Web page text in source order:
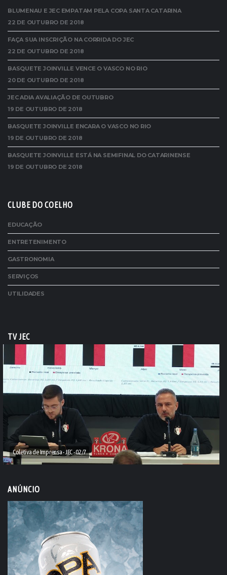
BLUMENAU E JEC EMPATAM PELA COPA SANTA CATARINA
22 DE OUTUBRO DE 2018
FAÇA SUA INSCRIÇÃO NA CORRIDA DO JEC
22 DE OUTUBRO DE 2018
BASQUETE JOINVILLE VENCE O VASCO NO RIO
20 DE OUTUBRO DE 2018
JEC ADIA AVALIAÇÃO DE OUTUBRO
19 DE OUTUBRO DE 2018
BASQUETE JOINVILLE ENCARA O VASCO NO RIO
19 DE OUTUBRO DE 2018
BASQUETE JOINVILLE ESTÁ NA SEMIFINAL DO CATARINENSE
19 DE OUTUBRO DE 2018
CLUBE DO COELHO
EDUCAÇÃO
ENTRETENIMENTO
GASTRONOMIA
SERVIÇOS
UTILIDADES
TV JEC
Coletiva de Imprensa - JEC - 02/7
ANÚNCIO